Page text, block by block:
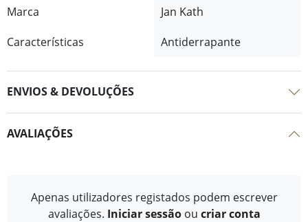
Marca
Jan Kath
Características
Antiderrapante
ENVIOS & DEVOLUÇÕES
AVALIAÇÕES
Apenas utilizadores registados podem escrever
avaliações. Iniciar sessão ou criar conta